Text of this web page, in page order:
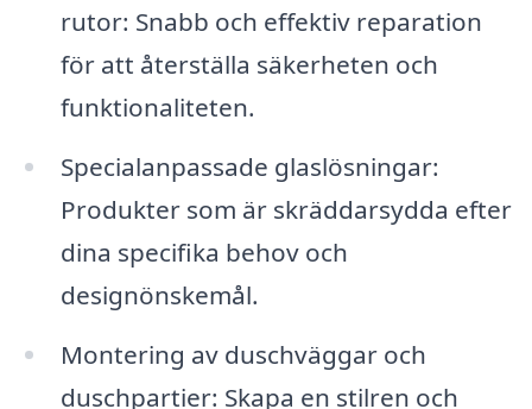
rutor: Snabb och effektiv reparation
för att återställa säkerheten och
funktionaliteten.
Specialanpassade glaslösningar:
Produkter som är skräddarsydda efter
dina specifika behov och
designönskemål.
Montering av duschväggar och
duschpartier: Skapa en stilren och